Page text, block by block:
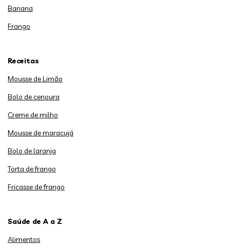
Banana
Frango
Receitas
Mousse de Limão
Bolo de cenoura
Creme de milho
Mousse de maracujá
Bolo de laranja
Torta de frango
Fricasse de frango
Saúde de A a Z
Alimentos